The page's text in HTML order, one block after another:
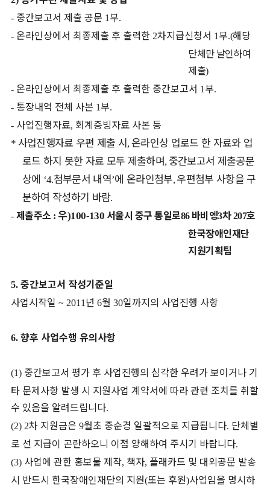
- 중간보고서 제출 공문 1 부.
- 온라인상에서 최종제출 후 출력한 2차지급신청서 1 부.(해당
단체만 날인하여
제출)
- 온라인상에서 최종제출 후 출력한 중간보고서 1 부.
- 통장내역 전체 사본 1 부.
- 사업진행자료, 회계증빙자료 사본 등
* 사업진행자료 우편 제출 시, 온라인상 업로드 한 자료와 업
로드 하지 못한 자료 모두 제출하며, 중간보고서 제출공문
상에 ‘4.첨부문서 내역’에 온라인첨부,우편첨부 사항을 구
분하여 작성하기 바람.
- 제출주소 : 우)100-130 서울시 중구 통일로86 바비엥3차207호
한국장애인재단
지원기획팀
5. 중간보고서 작성기준일
사업시작일 ~ 2011 년 6월 30일까지의 사업진행 사항
6. 향후 사업수행 유의사항
(1) 중간보고서 평가 후 사업진행의 심각한 우려가 보이거나 기
타 문제사항 발생 시 지원사업 계약서에 따라 관련 조치를 취할
수 있음을 알려드립니다.
(2) 2차 지원금은 9월초 중순경 일괄적으로 지급됩니다. 단체별
로 선 지급이 곤란하오니 이점 양해하여 주시기 바랍니다.
(3) 사업에 관한 홍보물 제작, 책자, 플래카드 및 대외공문 발송
시 반드시 한국장애인재단의 지원(또는 후원)사업임을 명시하